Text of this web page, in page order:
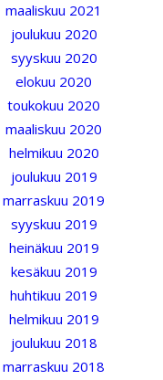
maaliskuu 2021
joulukuu 2020
syyskuu 2020
elokuu 2020
toukokuu 2020
maaliskuu 2020
helmikuu 2020
joulukuu 2019
marraskuu 2019
syyskuu 2019
heinäkuu 2019
kesäkuu 2019
huhtikuu 2019
helmikuu 2019
joulukuu 2018
marraskuu 2018